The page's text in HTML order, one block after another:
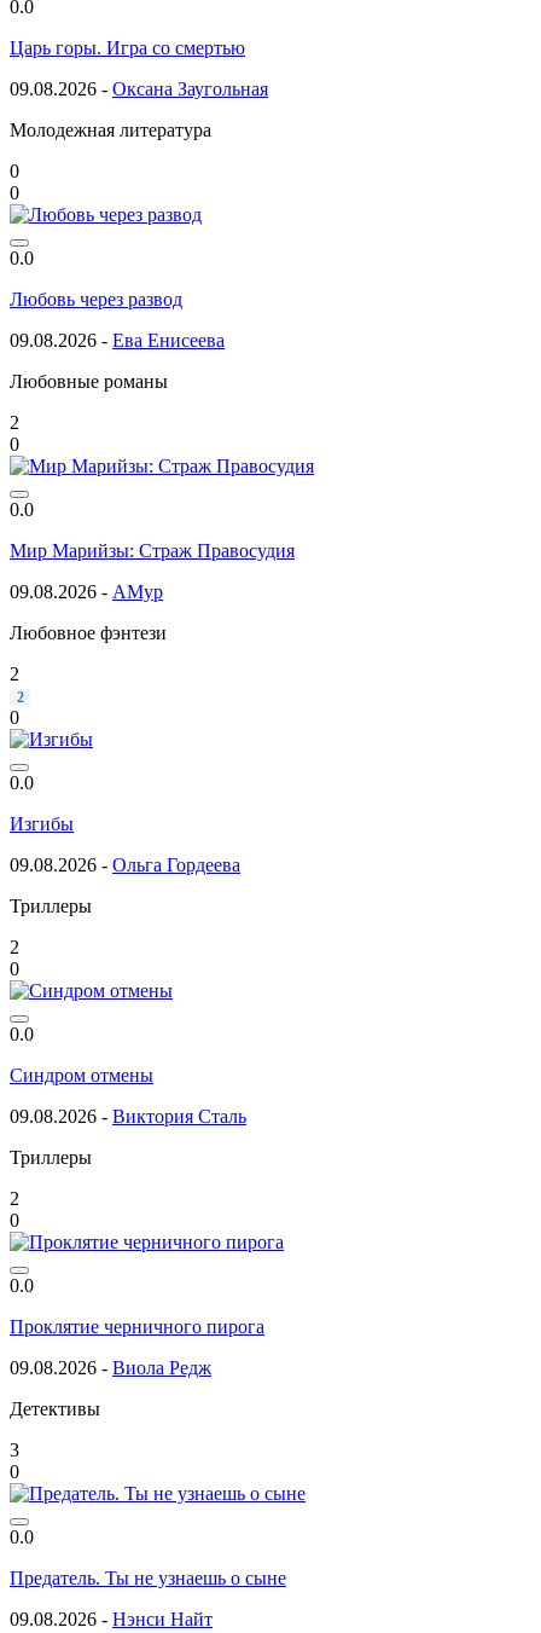
0.0
Царь горы. Игра со смертью
09.08.2026 - Оксана Заугольная
Молодежная литература
0
0
0.0
Любовь через развод
09.08.2026 - Ева Енисеева
Любовные романы
2
0
0.0
Мир Марийзы: Страж Правосудия
09.08.2026 - АМур
Любовное фэнтези
2
2
0
0.0
Изгибы
09.08.2026 - Ольга Гордеева
Триллеры
2
0
0.0
Синдром отмены
09.08.2026 - Виктория Сталь
Триллеры
2
0
0.0
Проклятие черничного пирога
09.08.2026 - Виола Редж
Детективы
3
0
0.0
Предатель. Ты не узнаешь о сыне
09.08.2026 - Нэнси Найт